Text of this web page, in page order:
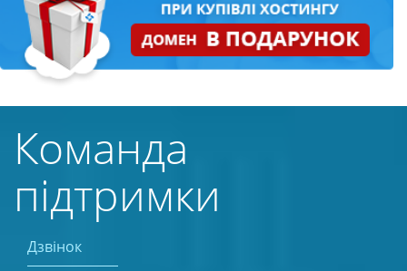
Команда
підтримки
Дзвінок